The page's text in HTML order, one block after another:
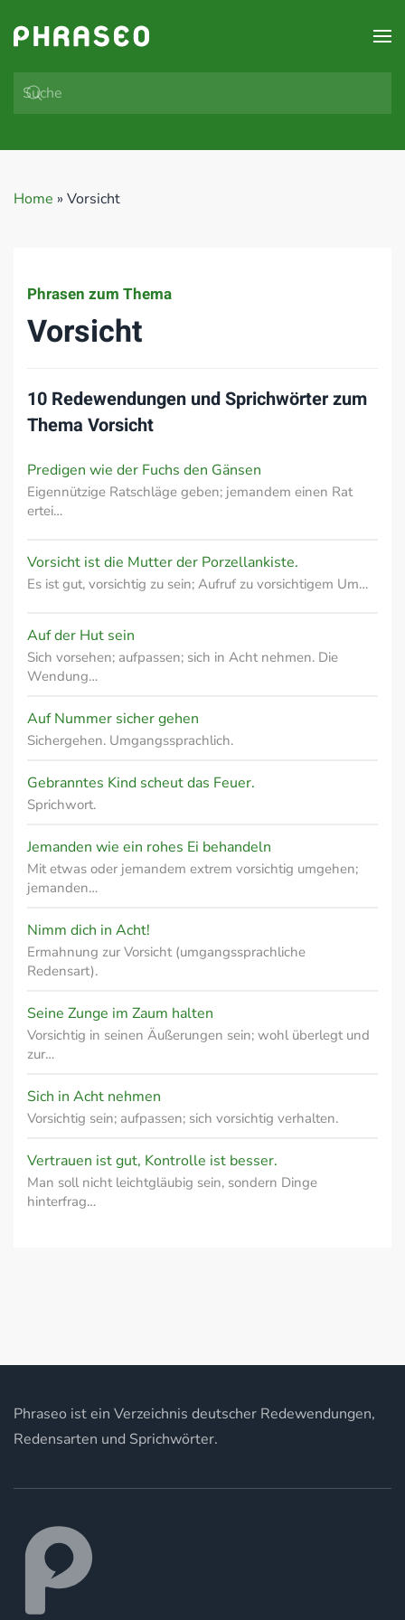
Zum Hauptinhalt springen
Home » Vorsicht
Phrasen zum Thema
Vorsicht
10 Redewendungen und Sprichwörter zum
Thema Vorsicht
Predigen wie der Fuchs den Gänsen
Eigennützige Ratschläge geben; jemandem einen Rat
ertei…
Vorsicht ist die Mutter der Porzellankiste.
Es ist gut, vorsichtig zu sein; Aufruf zu vorsichtigem Um…
Auf der Hut sein
Sich vorsehen; aufpassen; sich in Acht nehmen. Die
Wendung…
Auf Nummer sicher gehen
Sichergehen. Umgangssprachlich.
Gebranntes Kind scheut das Feuer.
Sprichwort.
Jemanden wie ein rohes Ei behandeln
Mit etwas oder jemandem extrem vorsichtig umgehen;
jemanden…
Nimm dich in Acht!
Ermahnung zur Vorsicht (umgangssprachliche
Redensart).
Seine Zunge im Zaum halten
Vorsichtig in seinen Äußerungen sein; wohl überlegt und
zur…
Sich in Acht nehmen
Vorsichtig sein; aufpassen; sich vorsichtig verhalten.
Vertrauen ist gut, Kontrolle ist besser.
Man soll nicht leichtgläubig sein, sondern Dinge
hinterfrag…
Phraseo ist ein Verzeichnis deutscher Redewendungen,
Redensarten und Sprichwörter.